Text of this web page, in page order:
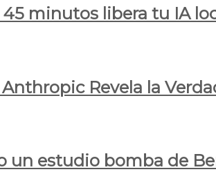
minutos libera tu IA
Revela la
estudio bomba de